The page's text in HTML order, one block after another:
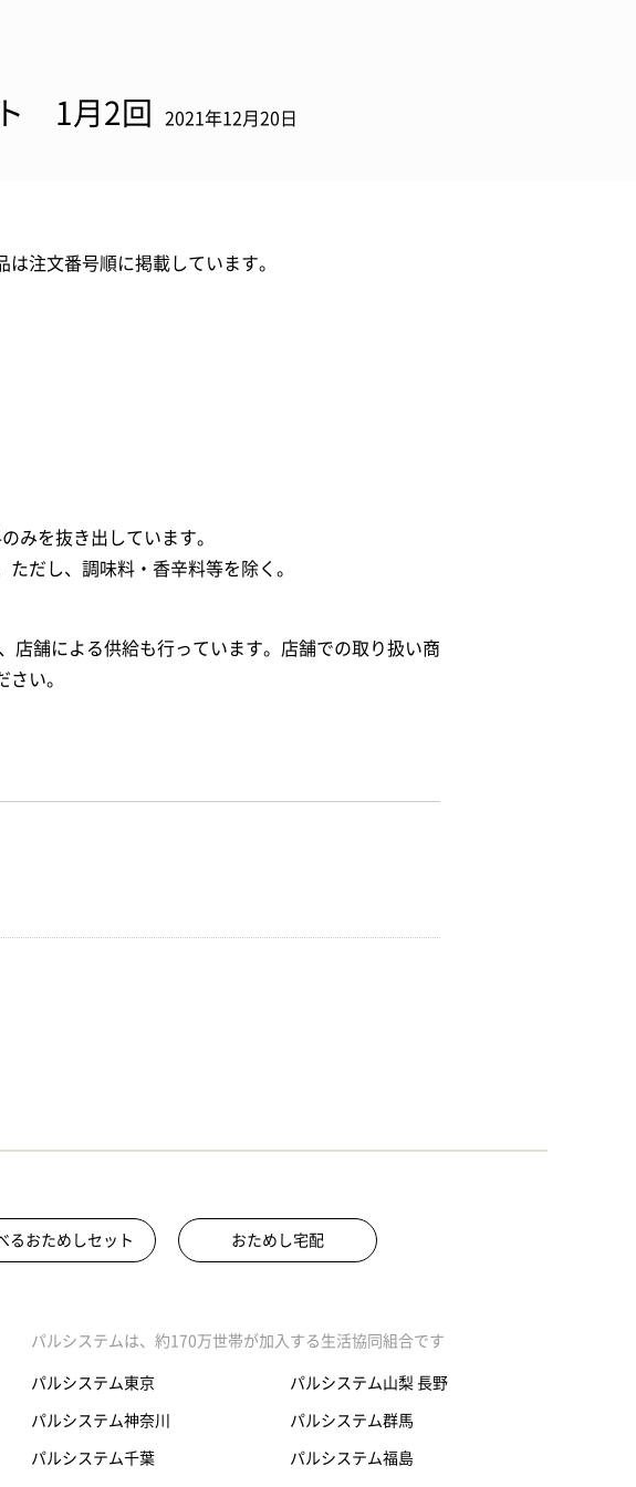
1月2回 2021年12月20日
注文番号順に掲載しています。
みを抜き出しています。
だし、調味料・香辛料等を除く。
店舗による供給も行っています。店舗での取り扱い商
い。
るおためしセット おためし宅配
パルシステムは、約170万世帯が加入する生活協同組合です
パルシステム東京
パルシステム神奈川
パルシステム千葉
パルシステム山梨 長野
パルシステム群馬
パルシステム福島